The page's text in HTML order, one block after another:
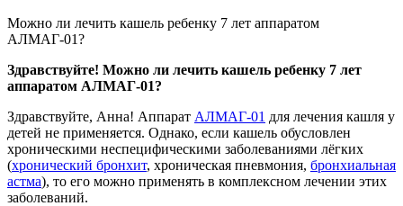
Можно ли лечить кашель ребенку 7 лет аппаратом
АЛМАГ-01?
Здравствуйте! Можно ли лечить кашель ребенку 7 лет
аппаратом АЛМАГ-01?
Здравствуйте, Анна! Аппарат АЛМАГ-01 для лечения кашля у
детей не применяется. Однако, если кашель обусловлен
хроническими неспецифическими заболеваниями лёгких
(хронический бронхит, хроническая пневмония, бронхиальная
астма), то его можно применять в комплексном лечении этих
заболеваний.